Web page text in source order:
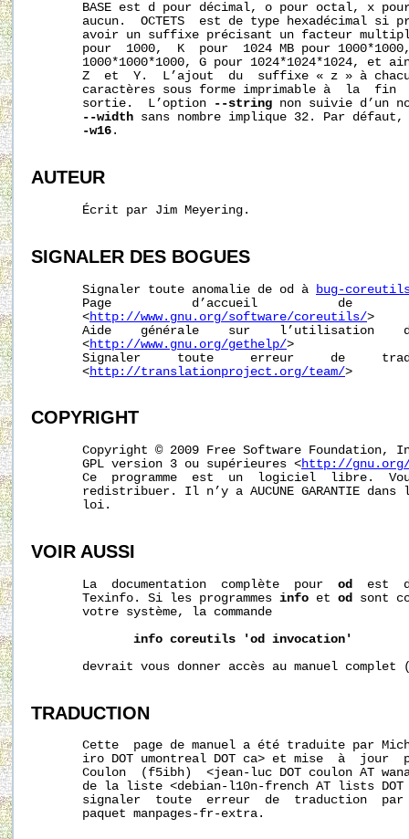
BASE est d pour décimal, o pour octal, x
aucun.  OCTETS  est de type hexadécimal si
avoir un suffixe précisant un facteur
pour  1000,  K  pour  1024 MB pour
1000*1000*1000, G pour 1024*1024*1024, et
Z  et  Y.  L’ajout  du  suffixe « z » à
caractères sous forme imprimable à  la  fin
       sortie.  L’option
--string non suivie d’un
--width sans nombre implique 32. Par
-w16 .
AUTEUR
       Écrit par Jim Meyering.
SIGNALER DES BOGUES
       Signaler toute anomalie de od à
bug-
Page           d’accueil           de
       <
http://www.gnu.org/software/coreutils/>
Aide    générale    sur    l’utilisation
       <
http://www.gnu.org/gethelp/>
Signaler     toute     erreur     de
       <
http://translationproject.org/team/>
COPYRIGHT
Copyright © 2009 Free Software Foundation,
       GPL version 3 ou supérieures <
http://
Ce  programme  est  un  logiciel  libre.
redistribuer. Il n’y a AUCUNE GARANTIE dans
       loi.
VOIR AUSSI
       La  documentation  complète  pour
od
est
       Texinfo. Si les programmes
info et od
sont
       votre système, la commande
info coreutils 'od
invocation'
devrait vous donner accès au manuel complet
TRADUCTION
Cette  page de manuel a été traduite par
iro DOT umontreal DOT ca> et mise  à  jour
Coulon  (f5ibh)  <jean-luc DOT coulon AT
de la liste <debian-l10n-french AT lists
signaler  toute  erreur  de  traduction